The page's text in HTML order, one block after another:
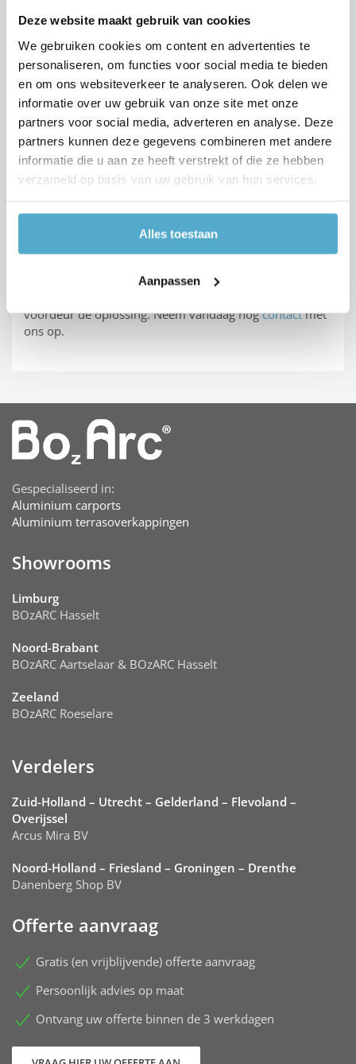
Deze website maakt gebruik van cookies
We gebruiken cookies om content en advertenties te
personaliseren, om functies voor social media te bieden
en om ons websiteverkeer te analyseren. Ook delen we
informatie over uw gebruik van onze site met onze
partners voor social media, adverteren en analyse. Deze
partners kunnen deze gegevens combineren met andere
informatie die u aan ze heeft verstrekt of die ze hebben
verzameld op basis van uw gebruik van hun services.
Alles toestaan
Aanpassen
mooi materiaal is. Het is uiterst roestbestendig, zo goed
verkrijgbaar. Bovendien is aluminium100 procent
recycleerbaar, zonder kwaliteitsverlies. Met andere
woorden: een aluminium deurluifel is een eenmalige
investering.
Een deurluifel op maat
iets ruimer bemeten constructie – eventueel met
overdekte rokersruimte
Ben je op zoek naar een deurluifel om je gevel op te
voordeur dé oplossing. Neem vandaag nogcontactmet
ons op.
Gespecialiseerd in:
Aluminium carports
Aluminium terrasoverkappingen
Showrooms
Limburg
BOzARC Hasselt
Noord-Brabant
BOzARC Aartselaar & BOzARC Hasselt
Zeeland
BOzARC Roeselare
Verdelers
Zuid-Holland – Utrecht – Gelderland – Flevoland –
Overijssel
Arcus Mira BV
Noord-Holland – Friesland – Groningen – Drenthe
Danenberg Shop BV
Offerte aanvraag
Gratis (en vrijblijvende) offerte aanvraag
Persoonlijk advies op maat
Ontvang uw offerte binnen de 3 werkdagen